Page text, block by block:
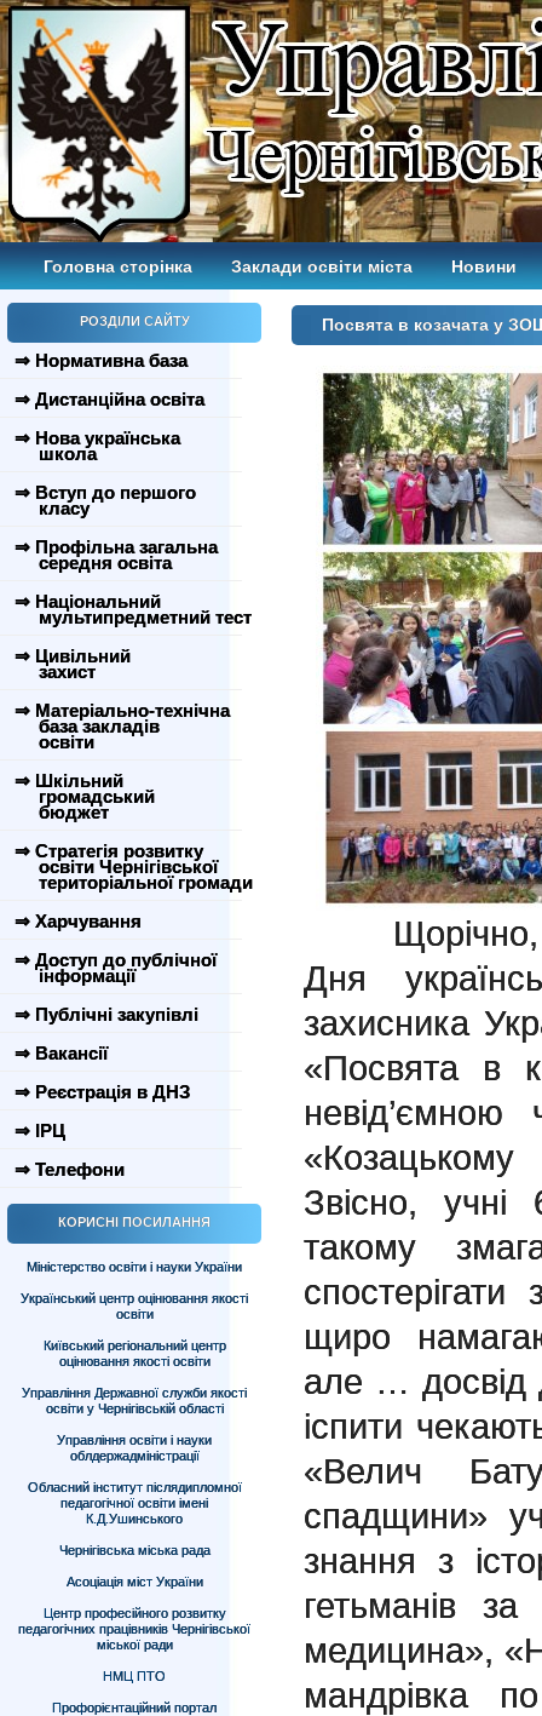
Головна сторінка Заклади освіти міста Новини
РОЗДІЛИ САЙТУ
⇒ Нормативна база
⇒ Дистанційна освіта
⇒ Нова українська
школа
⇒ Вступ до першого
класу
⇒ Профільна загальна
середня освіта
⇒ Національний
мультипредметний тест
⇒ Цивільний
захист
⇒ Матеріально-технічна
база закладів
освіти
⇒ Шкільний
громадський
бюджет
⇒ Стратегія розвитку
освіти Чернігівської
територіальної громади
⇒ Харчування
⇒ Доступ до публічної
інформації
⇒ Публічні закупівлі
⇒ Вакансії
⇒ Реєстрація в ДНЗ
⇒ ІРЦ
⇒ Телефони
КОРИСНІ ПОСИЛАННЯ
Міністерство освіти і науки України
Український центр оцінювання якості
освіти
Київський регіональний центр
оцінювання якості освіти
Управління Державної служби якості
освіти у Чернігівській області
Управління освіти і науки
облдержадміністрації
Обласний інститут післядипломної
педагогічної освіти імені
К.Д.Ушинського
Чернігівська міська рада
Асоціація міст України
Центр професійного розвитку
педагогічних працівників Чернігівської
міської ради
НМЦ ПТО
Профорієнтаційний портал
Посвята в козачата у
Щорічно,
Дня
захисника
«Посвята в
Звісно, учні
такому
щиро
але … досвід
іспити
«Велич
спадщини»
знання з
гетьманів
медицина»,
мандрівка